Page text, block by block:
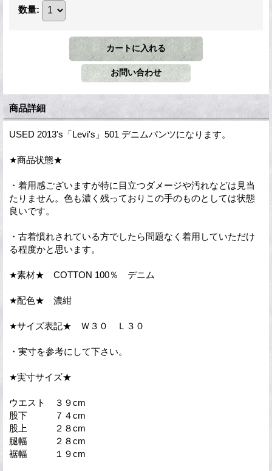
数量:
商品詳細
USED 2013's「Levi's」501 デニムパンツになります。
★商品状態★
・着用感ございますが特に目立つダメージや汚れなどは見当
たりません。色も濃く残っておりこの手のものとしては状態
良いです。
・古着慣れされている方でしたら問題なく着用していただけ
る程度かと思います。
★素材★ COTTON 100％ デニム
★配色★ 濃紺
★サイズ表記★ Ｗ３０ Ｌ３０
・実寸を参考にして下さい。
★実寸サイズ★
ウエスト ３９cm
股下 ７４cm
股上 ２８cm
腿幅 ２８cm
裾幅 １９cm